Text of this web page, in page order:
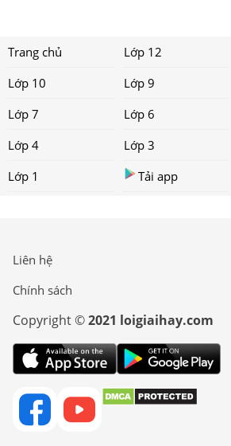
Trang chủ Lớp 12
Lớp 10
Lớp 9
Lớp 7
Lớp 6
Lớp 4
Lớp 3
Lớp 1
Tải app
Liên hệ
Chính sách
Copyright ©2021 loigiaihay.com